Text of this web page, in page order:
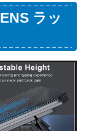
ラッ